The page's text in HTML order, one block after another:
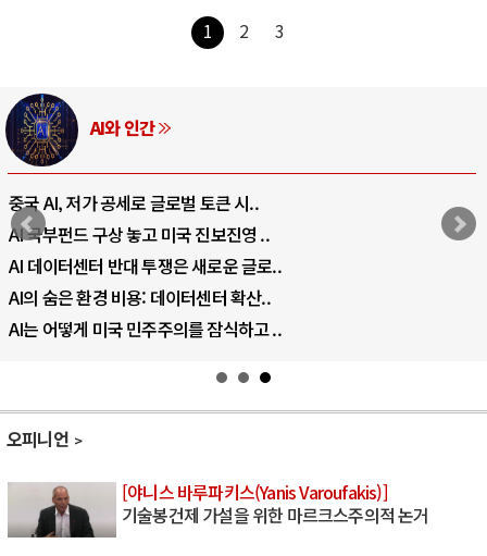
1 2 3
AI와 인간
중국 AI, 저가 공세로 글로벌 토큰 시..
AI 국부펀드 구상 놓고 미국 진보진영 ..
AI 데이터센터 반대 투쟁은 새로운 글로..
AI의 숨은 환경 비용: 데이터센터 확산..
AI는 어떻게 미국 민주주의를 잠식하고 ..
오피니언
[야니스 바루파키스(Yanis Varoufakis)]
기술봉건제 가설을 위한 마르크스주의적 논거